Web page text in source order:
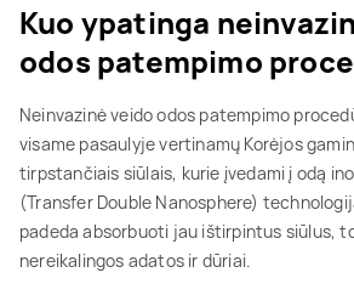
Kuo ypatinga
odos patempimo
Neinvazinė veido odos patempimo
visame pasaulyje vertinamų Korėjos
tirpstančiais siūlais, kurie įvedami į odą
(Transfer Double Nanosphere)
padeda absorbuoti jau ištirpintus siūlus,
nereikalingos adatos ir dūriai.